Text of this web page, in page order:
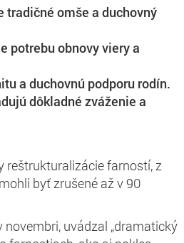
omše a duchovný
potrebu obnovy viery a
a duchovnú podporu rodín.
dôkladné zváženie a
reštrukturalizácie farností, z
byť zrušené až v 90
uvádzal „dramatický